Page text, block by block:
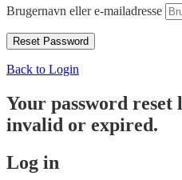
Brugernavn eller e-mailadresse
Back to Login
Your password reset
invalid or expired.
Log in